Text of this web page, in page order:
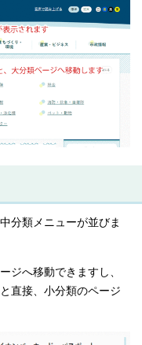
分類メニューが並びま
ジへ移動できますし、
直接、小分類のページ